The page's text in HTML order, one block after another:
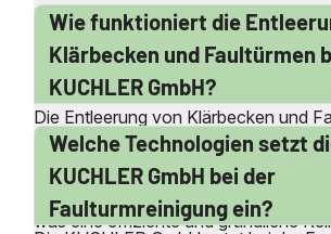
Wie funktioniert die
Klärbecken und Faultürmen
KUCHLER GmbH?
Die Entleerung von Klärbecken und
der KUCHLER GmbH erfolgt mit
Saugbaggern und Luftförderanlagen.
bieten einen Volumenstrom von bis
was eine effiziente und gründliche
Welche Technologien setzt
KUCHLER GmbH bei der
Faulturmreinigung ein?